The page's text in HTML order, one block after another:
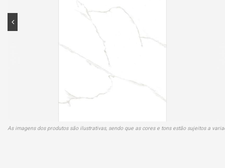
As imagens dos produtos são ilustrativas, sendo que as cores e tons estão sujeitos a